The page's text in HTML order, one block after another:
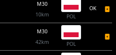
M30
10km
POL
OK
M30
42km
POL